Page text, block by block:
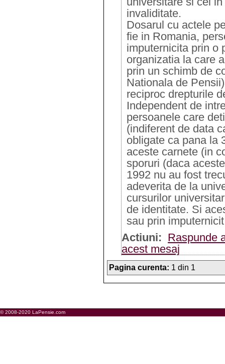
invaliditate.
Dosarul cu actele
fie in Romania,
imputernicita prin o
organizatia la care
prin un schimb de
Nationala de
reciproc drepturile
Independent de
persoanele care
(indiferent de data
obligate ca pana la
aceste carnete (in
sporuri (daca
1992 nu au fost
adeverita de la
cursurilor
de identitate. Si
sau prin
Actiuni: Raspunde
acest mesaj
Pagina curenta: 1 din 1
© 2008-2020 LaPensie.com